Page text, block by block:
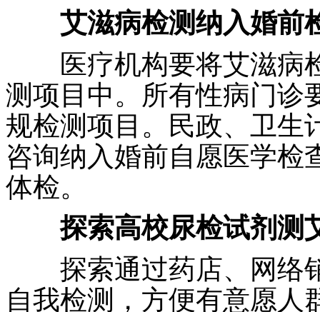
艾滋病检测纳入婚前
医疗机构要将艾滋病
测项目中。所有性病门诊
规检测项目。民政、卫生
咨询纳入婚前自愿医学
体检。
探索高校尿检试剂测
探索通过药店、网络
自我检测，方便有意愿人